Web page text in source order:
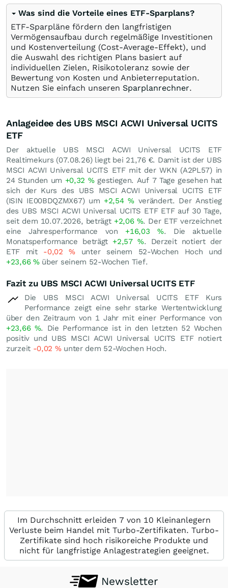
Was sind die Vorteile eines ETF-Sparplans?
ETF-Sparpläne fördern den langfristigen
Vermögensaufbau durch regelmäßige Investitionen
und Kostenverteilung (Cost-Average-Effekt), und
die Auswahl des richtigen Plans basiert auf
individuellen Zielen, Risikotoleranz sowie der
Bewertung von Kosten und Anbieterreputation.
Nutzen Sie einfach unseren Sparplanrechner.
Anlageidee des UBS MSCI ACWI Universal UCITS
ETF
Der aktuelle UBS MSCI ACWI Universal UCITS ETF
Realtimekurs (07.08.26) liegt bei 21,76 €. Damit ist der UBS
MSCI ACWI Universal UCITS ETF mit der WKN (A2PL57) in
24 Stunden um +0,32 %gestiegen. Auf 7 Tage gesehen hat
sich der Kurs des UBS MSCI ACWI Universal UCITS ETF
(ISIN IE00BDQZMX67) um +2,54%verändert. Der Anstieg
des UBS MSCI ACWI Universal UCITS ETF ETF auf 30 Tage,
seit dem 10.07.2026, beträgt +2,06 %. Der ETF verzeichnet
eine Jahresperformance von +16,03 %. Die aktuelle
Monatsperformance beträgt +2,57 %. Derzeit notiert der
ETF mit -0,02% unter seinem 52-Wochen Hoch und
+23,66 %über seinem 52-Wochen Tief.
Fazit zu UBS MSCI ACWI Universal UCITS ETF
Die UBS MSCI ACWI Universal UCITS ETF Kurs
Performance zeigt eine sehr starke Wertentwicklung
über den Zeitraum von 1 Jahr mit einer Performance von
+23,66 %. Die Performance ist in den letzten 52 Wochen
positiv und UBS MSCI ACWI Universal UCITS ETF notiert
zurzeit -0,02 %unter dem 52-Wochen Hoch.
Im Durchschnitt erleiden 7 von 10 Kleinanlegern
Verluste beim Handel mit Turbo-Zertifikaten. Turbo-
Zertifikate sind hoch risikoreiche Produkte und
nicht für langfristige Anlagestrategien geeignet.
Newsletter